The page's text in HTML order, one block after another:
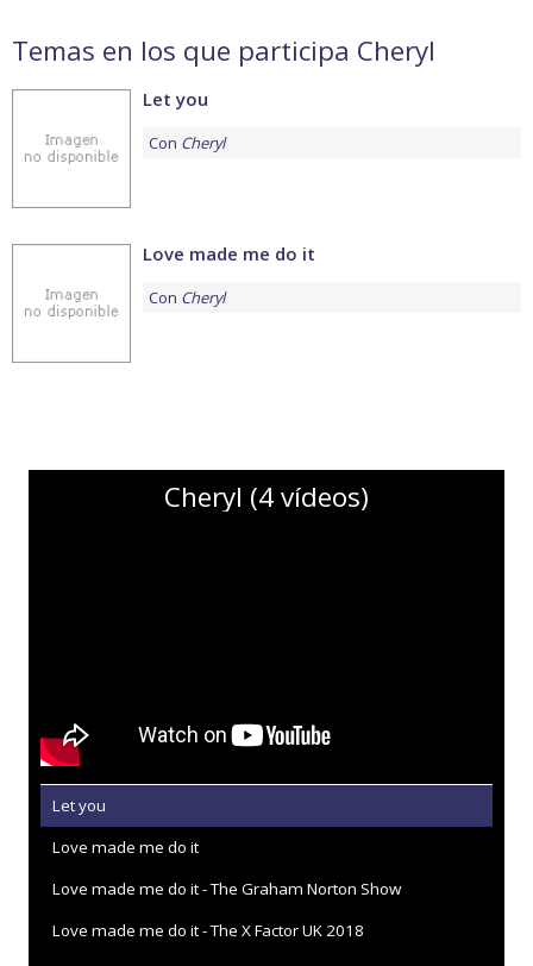
Temas en los que participa Cheryl
Let you
Con Cheryl
Love made me do it
Con Cheryl
Cheryl (4 vídeos)
Let you
Love made me do it
Love made me do it - The Graham Norton Show
Love made me do it - The X Factor UK 2018